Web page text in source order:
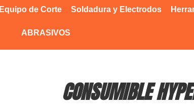
Equipo de Corte Soldadura y Electrodos
ABRASIVOS
CONSUMIBLE